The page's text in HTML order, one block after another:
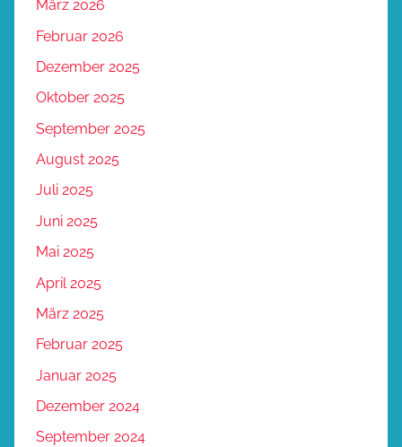
März 2026
Februar 2026
Dezember 2025
Oktober 2025
September 2025
August 2025
Juli 2025
Juni 2025
Mai 2025
April 2025
März 2025
Februar 2025
Januar 2025
Dezember 2024
September 2024